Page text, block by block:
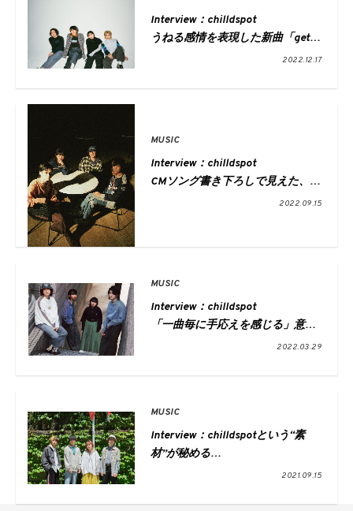
Interview：chilldspot
うねる感情を表現した新曲「get
2022.12.17
MUSIC
Interview：chilldspot
CMソング書き下ろしで見えた、
2022.09.15
MUSIC
Interview：chilldspot
「一曲毎に手応えを感じる」意欲
2022.03.29
MUSIC
Interview：chilldspotという“素
材”が秘める
2021.09.15